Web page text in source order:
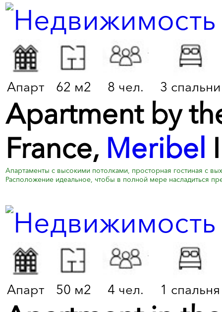
Апарт 62 м2 8 чел. 3 спальни
Apartment by
France, Meribel
Апартаменты с высокими потолками, просторная гостиная с
Расположение идеальное, чтобы в полной мере насладиться
Апарт 50 м2 4 чел. 1 спальня